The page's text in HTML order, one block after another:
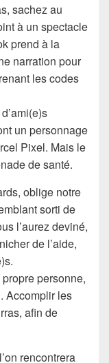
sachez au
à un spectacle
prend à la
narration pour
les codes
un personnage
Pixel. Mais le
de santé.
oblige notre
sorti de
l’aurez deviné,
de l’aide,
personne,
Accomplir les
afin de
rencontrera